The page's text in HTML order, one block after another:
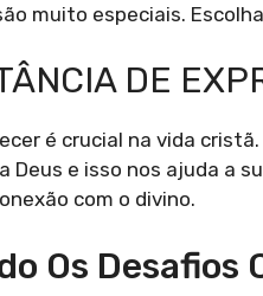
muito especiais.
DE
é crucial na vida
Deus e isso nos ajuda a
com o divino.
Os Desafios